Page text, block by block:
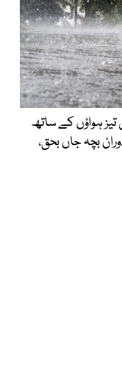
ہواؤں کے ساتھ
بچہ جاں بحق،